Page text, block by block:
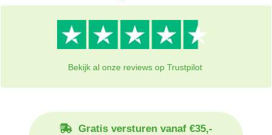
Bekijk al onze reviews op Trustpilot
Gratis versturen vanaf €35,-